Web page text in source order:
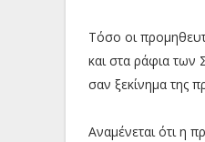
Τόσο οι
και στα ράφια των
σαν ξεκίνημα της
Αναμένεται ότι η